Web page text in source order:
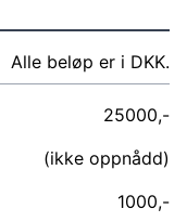
Alle beløp er i DKK.
25000,-
(ikke oppnådd)
1000,-